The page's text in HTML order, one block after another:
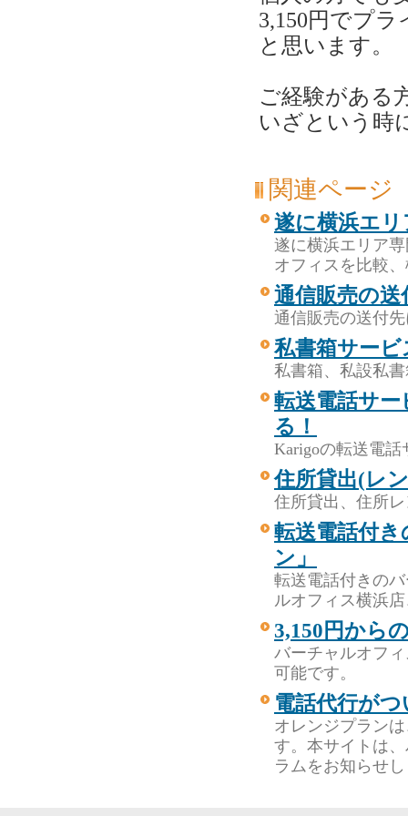
3,150円でプ
と思います。
ご経験がある
いざという時
関連ページ
遂に横浜エ
遂に横浜エリア
オフィスを比較
通信販売の
通信販売の送付
私書箱サー
私書箱、私設私
転送電話サ
る！
Karigoの転送電
住所貸出(レ
住所貸出、住所
転送電話付
ン」
転送電話付きの
ルオフィス横浜
3,150円から
バーチャルオフ
可能です。
電話代行が
オレンジプラン
す。本サイトは
ラムをお知らせ